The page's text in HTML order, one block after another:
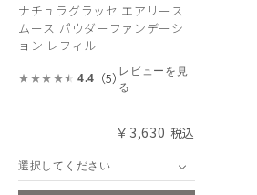
ナチュラグラッセ エアリース
ムース パウダーファンデーシ
ョン レフィル
4.4 （5） レビューを見
る
￥3,630
選択してください